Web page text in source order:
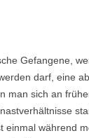
Gefangene,
darf, eine
man sich an
einmal während